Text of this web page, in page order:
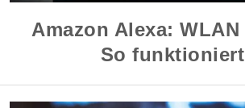
Amazon Alexa:
So